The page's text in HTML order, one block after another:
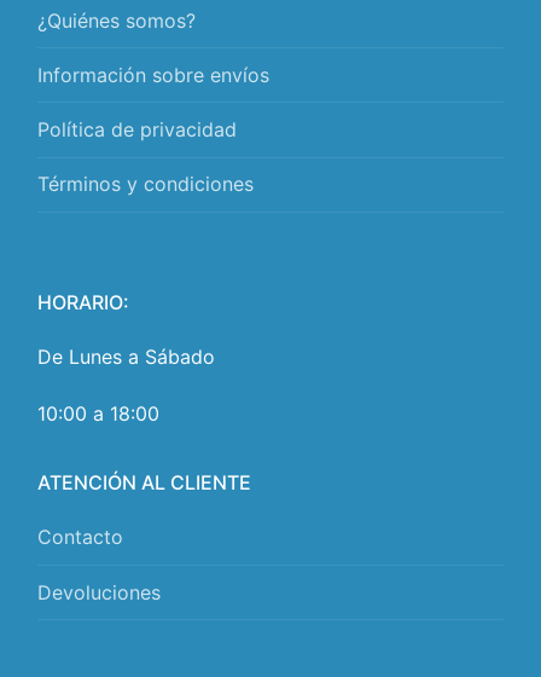
¿Quiénes somos?
Información sobre envíos
Política de privacidad
Términos y condiciones
HORARIO:
De Lunes a Sábado
10:00 a 18:00
ATENCIÓN AL CLIENTE
Contacto
Devoluciones